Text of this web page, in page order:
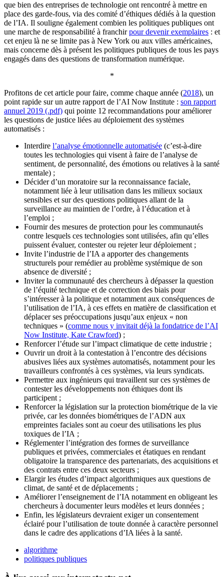
que bien des entreprises de technologie ont rencontré à mettre en
place des garde-fous, via des comité d’éthiques dédiés à la question
de l’IA. Il souligne également combien les politiques publiques ont
une marche de responsabilité à franchirpour devenir exemplaires : et
cet enjeu là ne se limite pas à New York ou aux villes américaines,
mais concerne dès à présent les politiques publiques de tous les pays
engagés dans des questions de transformation numérique.
*
Profitons de cet article pour faire, comme chaque année (2018), un
point rapide sur un autre rapport de l’AI Now Institute : son rapport
annuel 2019 (.pdf) qui pointe 12 recommandations pour améliorer
les questions de justice liées au déploiement des systèmes
automatisés :
Interdire l’analyse émotionnelle automatisée (c’est-à-dire
toutes les technologies qui visent à faire de l’analyse de
sentiment, de personnalité, des émotions ou relatives à la santé
mentale) ;
Décider d’un moratoire sur la reconnaissance faciale,
notamment liée à leur utilisation dans les milieux sociaux
sensibles et sur des questions politiques allant de la
surveillance au maintien de l’ordre, à l’éducation et à
l’emploi ;
Fournir des mesures de protection pour les communautés
contre lesquels ces technologies sont utilisées, afin qu’elles
puissent évaluer, contester ou rejeter leur déploiement ;
Invite l’industrie de l’IA a apporter des changements
structurels pour remédier au problème systémique de son
absence de diversité ;
Inviter la communauté des chercheurs à dépasser la question
de l’équité technique et de correction des biais pour
s’intéresser à la politique et notamment aux conséquences de
l’utilisation de l’IA, à ces effets en matière de classification et
déplacer ses préoccupations jusqu’aux enjeux « non
techniques » (comme nous y invitait déjà la fondatrice de l’AI
Now Institute, Kate Crawford) ;
Renforcer l’étude sur l’impact climatique de cette industrie ;
Ouvrir un droit à la contestation à l’encontre des décisions
abusives liées aux systèmes automatisés, notamment pour les
travailleurs confrontés à ces systèmes, via leurs syndicats.
Permettre aux ingénieurs qui travaillent sur ces systèmes de
contester les développements non éthiques dont ils
participent ;
Renforcer la législation sur la protection biométrique de la vie
privée, car les données biométriques de l’ADN aux
empreintes faciales sont au coeur des utilisations les plus
toxiques de l’IA ;
Réglementer l’intégration des formes de surveillance
publiques et privées, commerciales et étatiques en rendant
obligatoire la transparence des partenariats, des acquisitions et
des contrats entre ces deux secteurs ;
Elargir les études d’impact algorithmiques aux questions de
climat, de santé et de déplacements ;
Améliorer l’enseignement de l’IA notamment en obligeant les
chercheurs à documenter leurs modèles et leurs données ;
Enfin, les législateurs devraient exiger un consentement
éclairé pour l’utilisation de toute donnée à caractère personnel
dans le cadre des applications d’IA liées à la santé.
algorithme
politiques publiques